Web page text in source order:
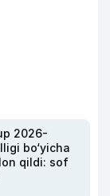
2026-
bo‘yicha
qildi: sof